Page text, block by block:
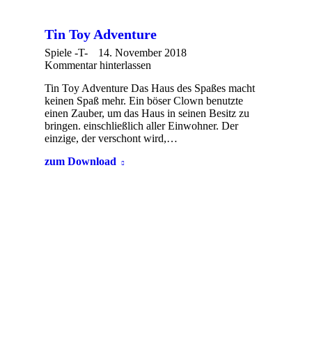
Tin Toy Adventure
Spiele -T-
14. November 2018
Kommentar hinterlassen
Tin Toy Adventure Das Haus des Spaßes macht
keinen Spaß mehr. Ein böser Clown benutzte
einen Zauber, um das Haus in seinen Besitz zu
bringen. einschließlich aller Einwohner. Der
einzige, der verschont wird,…
zum Download